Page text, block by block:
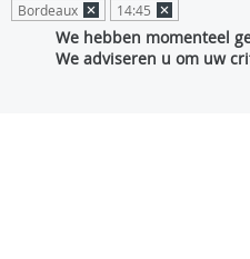
Bordeaux 14:45
We hebben momenteel
We adviseren u om uw